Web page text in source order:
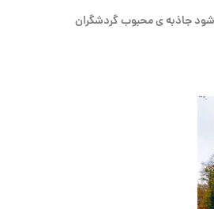
می شود جاذبه ی محبوب گردشگران